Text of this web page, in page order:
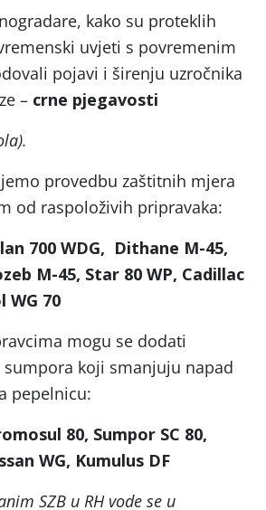
kako su proteklih
uvjeti s povremenim
pojavi i širenju uzročnika
– crne pjegavosti
provedbu zaštitnih mjera
od raspoloživih pripravaka:
700 WDG, Dithane M-45,
M-45, Star 80 WP, Cadillac
WG 70
mogu se dodati
koji smanjuju napad
pepelnicu:
80, Sumpor SC 80,
WG, Kumulus DF
SZB u RH vode se u